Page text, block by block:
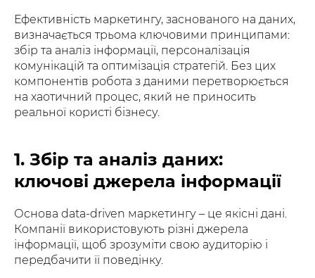
Ефективність маркетингу, заснованого на даних,
визначається трьома ключовими принципами:
збір та аналіз інформації, персоналізація
комунікацій та оптимізація стратегій. Без цих
компонентів робота з даними перетворюється
на хаотичний процес, який не приносить
реальної користі бізнесу.
1. Збір та аналіз даних:
ключові джерела інформації
Основа data-driven маркетингу – це якісні дані.
Компанії використовують різні джерела
інформації, щоб зрозуміти свою аудиторію і
передбачити її поведінку.